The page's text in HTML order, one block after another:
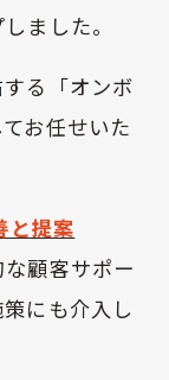
ました。
る「オンボ
お任せいた
と提案
顧客サポー
にも介入し